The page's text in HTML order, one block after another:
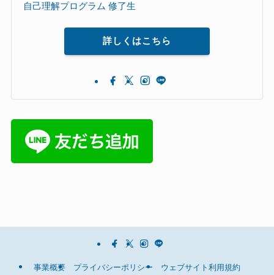
自己理解プログラム 修了生
詳しくはこちら
事業概要 プライバシーポリシー ウェブサイト利用規約